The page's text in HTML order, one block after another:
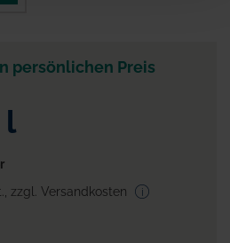
persönlichen Preis
l
zzgl. Versandkosten